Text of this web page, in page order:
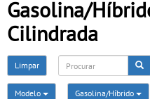
Gasolina/
Cilindrada
Limpar
Modelo Gasolina/Híbrido